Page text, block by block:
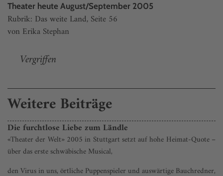
Theater heute August/September 2005
Rubrik: Das weite Land, Seite 56
von Erika Stephan
Vergriffen
Weitere Beiträge
Die furchtlose Liebe zum Ländle
«Theater der Welt» 2005 in Stuttgart setzt auf hohe Heimat-Quote –
über das erste schwäbische Musical,
den Virus in uns, örtliche Puppenspieler und auswärtige Bauchredner,